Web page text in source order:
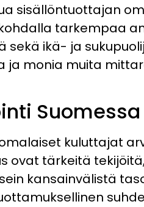
sisällöntuottajan
tarkempaa
ikä- ja
ja monia muita
Suomessa
kuluttajat
ovat tärkeitä
kansainvälistä